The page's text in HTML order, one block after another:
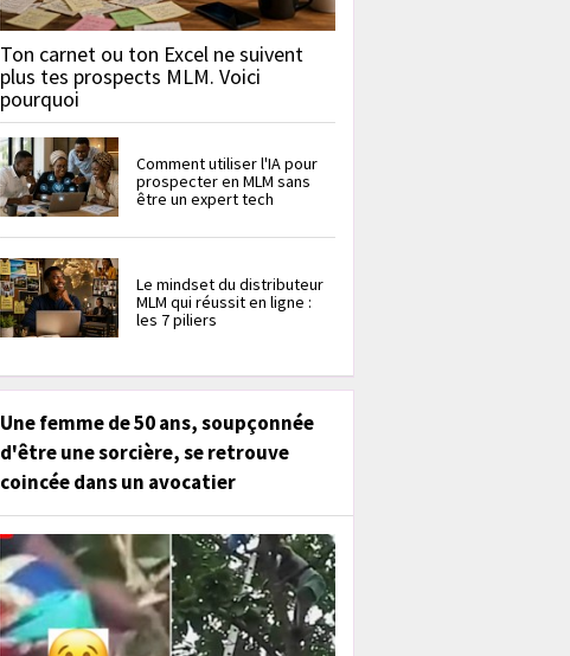
Ton carnet ou ton Excel ne suivent
plus tes prospects MLM. Voici
pourquoi
Comment utiliser l'IA pour
prospecter en MLM sans
être un expert tech
Le mindset du distributeur
MLM qui réussit en ligne :
les 7 piliers
Une femme de 50 ans, soupçonnée
d'être une sorcière, se retrouve
coincée dans un avocatier